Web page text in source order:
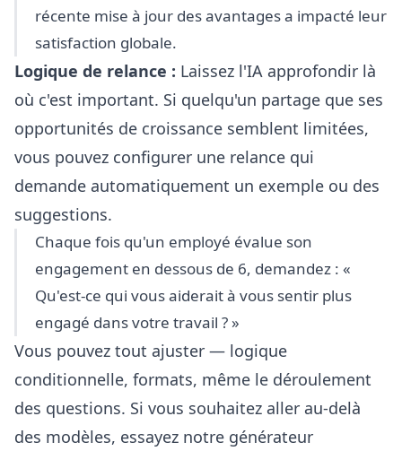
récente mise à jour des avantages a impacté leur
satisfaction globale.
Logique de relance : Laissez l'IA approfondir là
où c'est important. Si quelqu'un partage que ses
opportunités de croissance semblent limitées,
vous pouvez configurer une relance qui
demande automatiquement un exemple ou des
suggestions.
Chaque fois qu'un employé évalue son
engagement en dessous de 6, demandez : «
Qu'est-ce qui vous aiderait à vous sentir plus
engagé dans votre travail ? »
Vous pouvez tout ajuster — logique
conditionnelle, formats, même le déroulement
des questions. Si vous souhaitez aller au-delà
des modèles, essayez notre générateur